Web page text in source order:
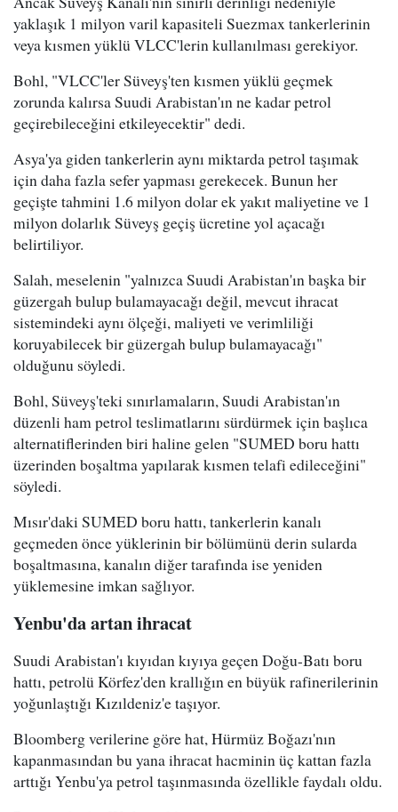
yaklaşık 1 milyon varil kapasiteli Suezmax tankerlerinin
veya kısmen yüklü VLCC'lerin kullanılması gerekiyor.
Bohl, "VLCC'ler Süveyş'ten kısmen yüklü geçmek
zorunda kalırsa Suudi Arabistan'ın ne kadar petrol
geçirebileceğini etkileyecektir" dedi.
Asya'ya giden tankerlerin aynı miktarda petrol taşımak
için daha fazla sefer yapması gerekecek. Bunun her
geçişte tahmini 1.6 milyon dolar ek yakıt maliyetine ve 1
milyon dolarlık Süveyş geçiş ücretine yol açacağı
belirtiliyor.
Salah, meselenin "yalnızca Suudi Arabistan'ın başka bir
güzergah bulup bulamayacağı değil, mevcut ihracat
sistemindeki aynı ölçeği, maliyeti ve verimliliği
koruyabilecek bir güzergah bulup bulamayacağı"
olduğunu söyledi.
Bohl, Süveyş'teki sınırlamaların, Suudi Arabistan'ın
düzenli ham petrol teslimatlarını sürdürmek için başlıca
alternatiflerinden biri haline gelen "SUMED boru hattı
üzerinden boşaltma yapılarak kısmen telafi edileceğini"
söyledi.
Mısır'daki SUMED boru hattı, tankerlerin kanalı
geçmeden önce yüklerinin bir bölümünü derin sularda
boşaltmasına, kanalın diğer tarafında ise yeniden
yüklemesine imkan sağlıyor.
Yenbu'da artan ihracat
Suudi Arabistan'ı kıyıdan kıyıya geçen Doğu-Batı boru
hattı, petrolü Körfez'den krallığın en büyük rafinerilerinin
yoğunlaştığı Kızıldeniz'e taşıyor.
Bloomberg verilerine göre hat, Hürmüz Boğazı'nın
kapanmasından bu yana ihracat hacminin üç kattan fazla
arttığı Yenbu'ya petrol taşınmasında özellikle faydalı oldu.